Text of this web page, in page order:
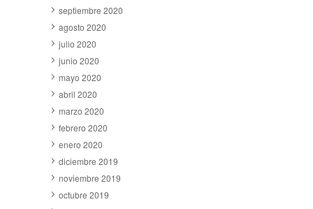
septiembre 2020
agosto 2020
julio 2020
junio 2020
mayo 2020
abril 2020
marzo 2020
febrero 2020
enero 2020
diciembre 2019
noviembre 2019
octubre 2019